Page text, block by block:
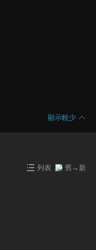
顯示較少
列表 舊→新